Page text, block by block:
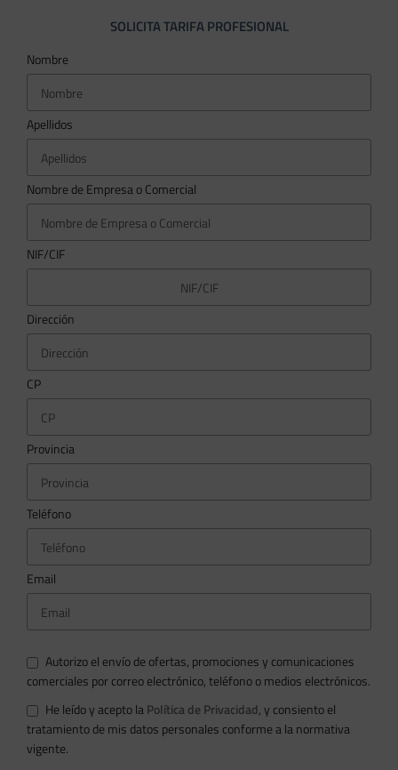
SOLICITA TARIFA PROFESIONAL
Nombre
Apellidos
Nombre de Empresa o Comercial
NIF/CIF
Dirección
CP
Provincia
Teléfono
Email
Autorizo el envío de ofertas, promociones y comunicaciones
comerciales por correo electrónico, teléfono o medios electrónicos.
He leído y acepto laPolítica de Privacidad, y consiento el
tratamiento de mis datos personales conforme a la normativa
vigente.